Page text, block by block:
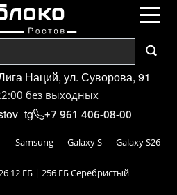
Наций, ул. Суворова, 91
без выходных
+7 961 406-08-00
Samsung Galaxy S
Galaxy S26
12 ГБ | 256 ГБ Серебристый